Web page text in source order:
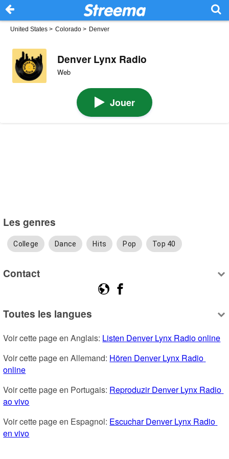
United States > Colorado > Denver
Denver Lynx Radio
Web
Jouer
Les genres
College Dance Hits Pop Top 40
Contact
Toutes les langues
Voir cette page en Anglais: Listen Denver Lynx Radio online
Voir cette page en Allemand: Hören Denver Lynx Radio
online
Voir cette page en Portugais: Reproduzir Denver Lynx Radio
ao vivo
Voir cette page en Espagnol: Escuchar Denver Lynx Radio
en vivo